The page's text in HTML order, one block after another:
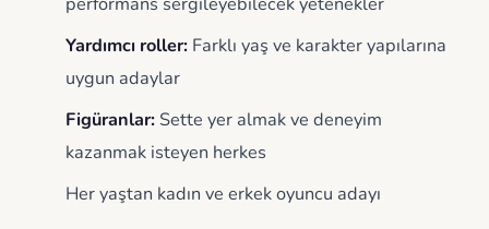
Yardımcı roller: Farklı yaş ve karakter yapılarına
uygun adaylar
Figüranlar: Sette yer almak ve deneyim
kazanmak isteyen herkes
Her yaştan kadın ve erkek oyuncu adayı